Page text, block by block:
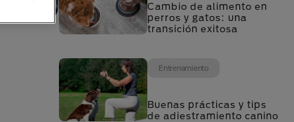
Cambio de alimento en
perros y gatos: una
transición exitosa
Entrenamiento
Buenas prácticas y tips
de adiestramiento canino